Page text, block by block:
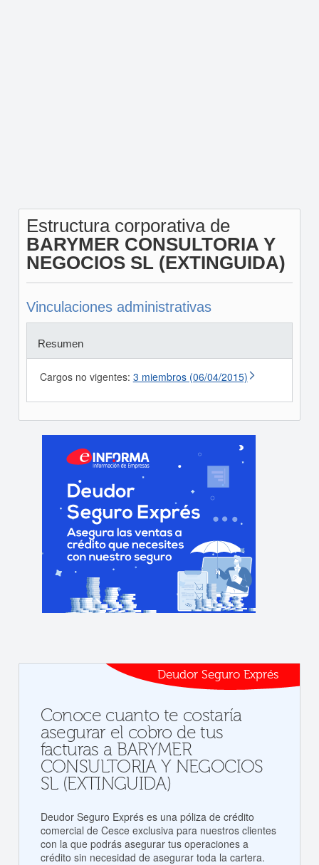
Estructura corporativa de
BARYMER CONSULTORIA Y
NEGOCIOS SL (EXTINGUIDA)
Vinculaciones administrativas
Resumen
Cargos no vigentes: 3 miembros (06/04/2015)
Deudor Seguro Exprés
Conoce cuanto te costaría
asegurar el cobro de tus
facturas a BARYMER
CONSULTORIA Y NEGOCIOS
SL (EXTINGUIDA)
Deudor Seguro Exprés es una póliza de crédito
comercial de Cesce exclusiva para nuestros clientes
con la que podrás asegurar tus operaciones a
crédito sin necesidad de asegurar toda la cartera.